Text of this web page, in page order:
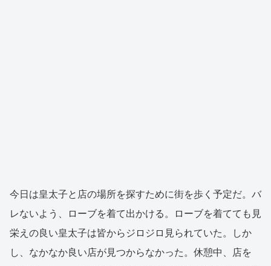
今日は皇太子と店の場所を探すために街を歩く予定だ。バ
レないよう、ローブを着て出かける。ローブを着てても見
栄えの良い皇太子は皆からジロジロ見られていた。しか
し、なかなか良い店が見つからなかった。休憩中、店を